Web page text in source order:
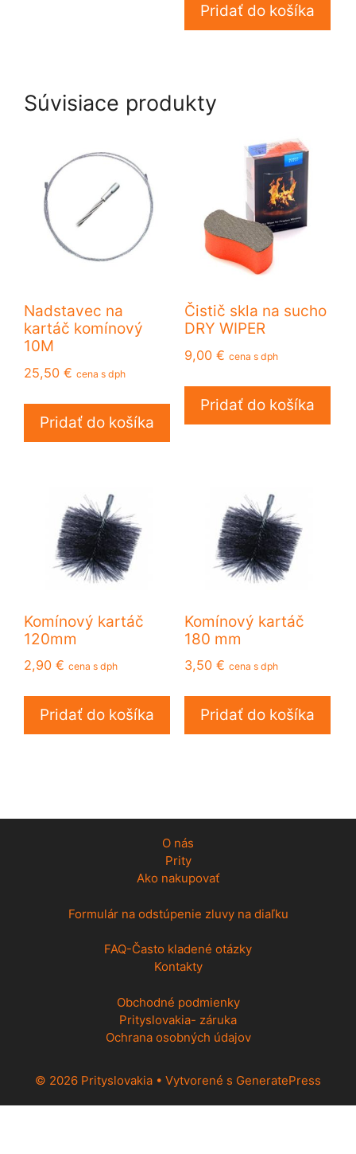
Pridať do košíka
Súvisiace produkty
Nadstavec na
kartáč komínový
10M
25,50 € cena s dph
Pridať do košíka
Čistič skla na sucho
DRY WIPER
9,00 € cena s dph
Pridať do košíka
Komínový kartáč
120mm
2,90 € cena s dph
Pridať do košíka
Komínový kartáč
180 mm
3,50 € cena s dph
Pridať do košíka
O nás
Prity
Ako nakupovať
Formulár na odstúpenie zluvy na diaľku
FAQ-Často kladené otázky
Kontakty
Obchodné podmienky
Prityslovakia- záruka
Ochrana osobných údajov
© 2026 Prityslovakia • Vytvorené s GeneratePress